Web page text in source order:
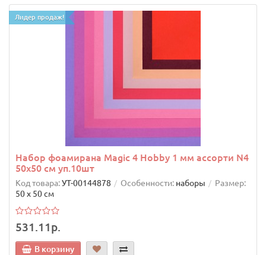
Лидер продаж!
Набор фоамирана Magic 4 Hobby 1 мм ассорти N4
50х50 см уп.10шт
Код товара:УТ-00144878 Особенности: наборы
Размер:
50 х 50 см
531.11р.
В корзину